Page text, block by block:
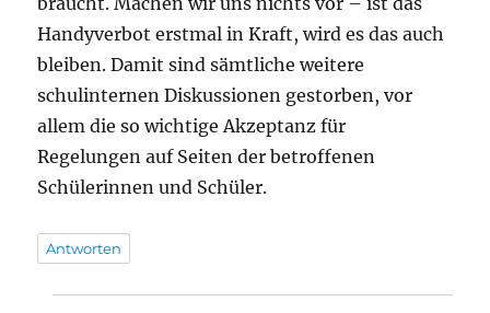
Handyverbot erstmal in Kraft, wird es das auch
bleiben. Damit sind sämtliche weitere
schulinternen Diskussionen gestorben, vor
allem die so wichtige Akzeptanz für
Regelungen auf Seiten der betroffenen
Schülerinnen und Schüler.
Antworten